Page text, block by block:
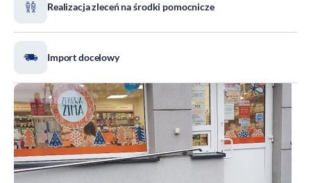
Realizacja zleceń na środki pomocnicze
Import docelowy